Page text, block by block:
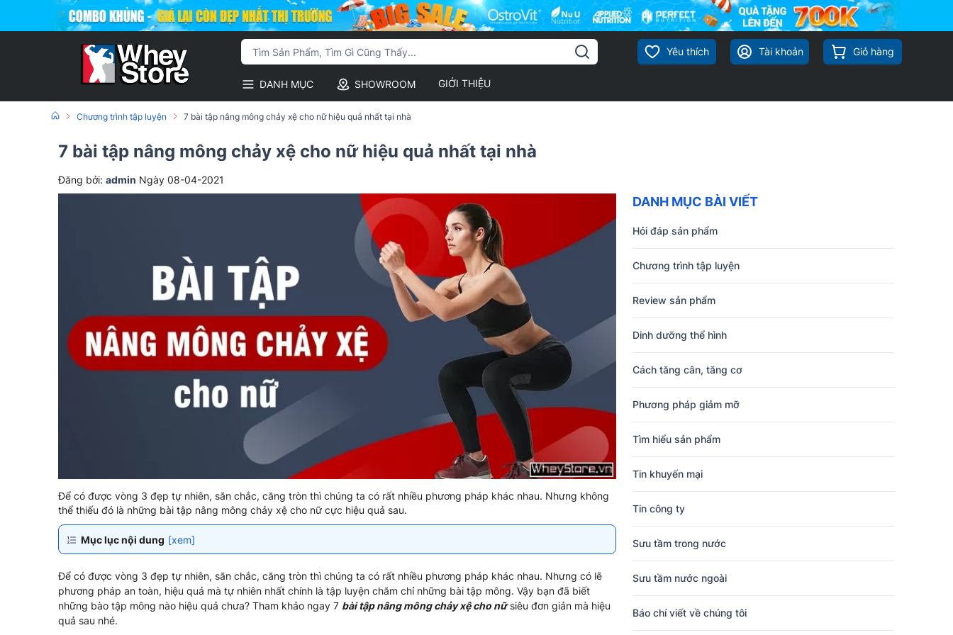
Yêu thích Tài khoản Giỏ hàng
DANH MỤC SHOWROOM GIỚI THIỆU
Chương trình tập luyện 7 bài tập nâng mông chảy xệ cho nữ hiệu quả nhất tại nhà
7 bài tập nâng mông chảy xệ cho nữ hiệu quả nhất tại nhà
Đăng bởi: admin Ngày 08-04-2021
Để có được vòng 3 đẹp tự nhiên, săn chắc, căng tròn thì chúng ta có rất nhiều phương pháp khác nhau. Nhưng không
thể thiếu đó là những bài tập nâng mông chảy xệ cho nữ cực hiệu quả sau.
Mục lục nội dung [xem]
Để có được vòng 3 đẹp tự nhiên, săn chắc, căng tròn thì chúng ta có rất nhiều phương pháp khác nhau. Nhưng có lẽ
phương pháp an toàn, hiệu quả mà tự nhiên nhất chính là tập luyện chăm chỉ những bài tập mông. Vậy bạn đã biết
những bào tập mông nào hiệu quả chưa? Tham khảo ngay 7 bài tập nâng mông chảy xệcho nữsiêu đơn giản mà hiệu
quả sau nhé.
DANH MỤC BÀI VIẾT
Hỏi đáp sản phẩm
Chương trình tập luyện
Review sản phẩm
Dinh dưỡng thể hình
Cách tăng cân, tăng cơ
Phương pháp giảm mỡ
Tìm hiểu sản phẩm
Tin khuyến mại
Tin công ty
Sưu tầm trong nước
Sưu tầm nước ngoài
Báo chí viết về chúng tôi